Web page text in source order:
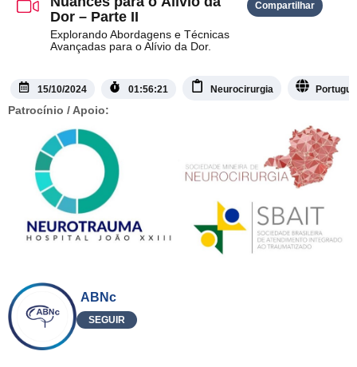
Dor – Parte II
Explorando Abordagens e Técnicas
Avançadas para o Alívio da Dor.
Compartilhar
15/10/2024 01:56:21 Neurocirurgia
Patrocínio / Apoio:
ABNc
SEGUIR